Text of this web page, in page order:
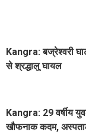
Kangra: बज्रेश्वरी
से श्रद्धालु घायल
Kangra: 29 वर्षीय
खौफनाक कदम,